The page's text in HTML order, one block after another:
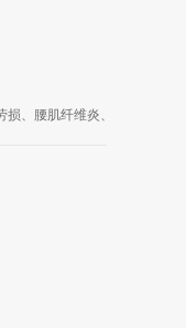
、腰肌纤维炎、风湿性关